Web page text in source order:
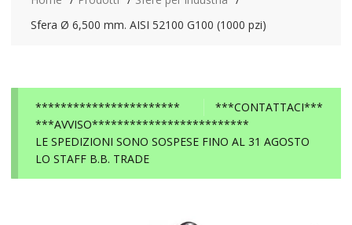
Sfera Ø 6,500 mm. AISI 52100 G100 (1000 pzi)
***CONTATTACI***
***********************
***AVVISO*************************
LE SPEDIZIONI SONO SOSPESE FINO AL 31 AGOSTO
LO STAFF B.B. TRADE